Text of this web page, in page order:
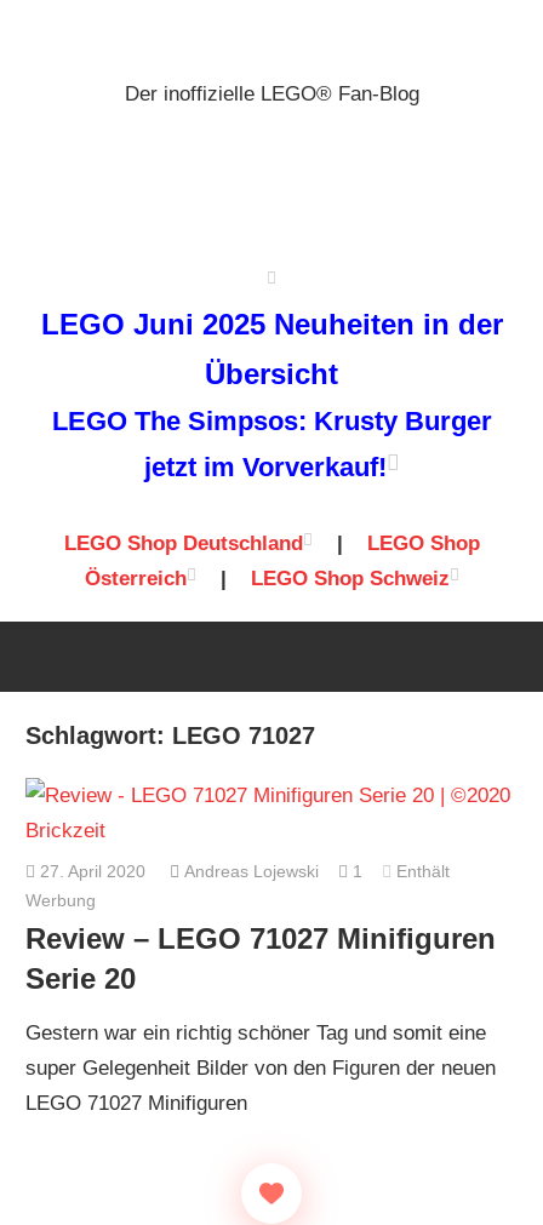
Der inoffizielle LEGO® Fan-Blog
LEGO Juni 2025 Neuheiten in der
Übersicht
LEGO The Simpsos: Krusty Burger
jetzt im Vorverkauf!
LEGO Shop Deutschland | LEGO Shop
Österreich
| LEGO Shop Schweiz
Schlagwort: LEGO 71027
27. April 2020 Andreas Lojewski 1
Enthält
Werbung
Review – LEGO 71027 Minifiguren
Serie 20
Gestern war ein richtig schöner Tag und somit eine
super Gelegenheit Bilder von den Figuren der neuen
LEGO 71027 Minifiguren